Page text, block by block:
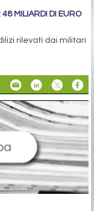
MILIARDI DI EURO
rilevati dai militari